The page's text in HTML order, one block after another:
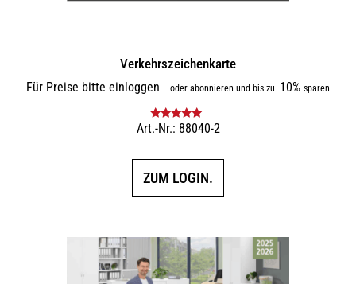
Verkehrszeichenkarte
Für Preise bitte einloggen – oder abonnieren und bis zu 10% sparen
Bewertet mit
Art.-Nr.: 88040-2
ZUM LOGIN.